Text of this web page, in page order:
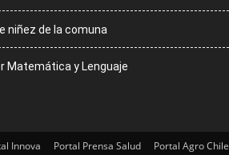
niñez de la comuna
Matemática y Lenguaje
Innova Portal Prensa Salud Portal Agro Chile